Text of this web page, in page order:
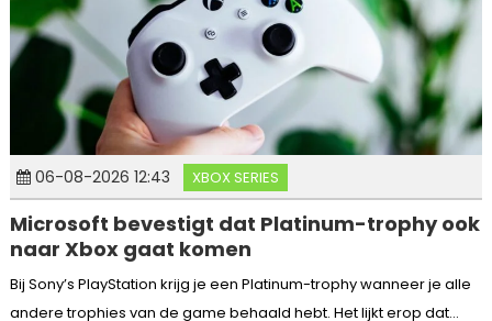
06-08-2026 12:43 XBOX SERIES
Microsoft bevestigt dat Platinum-trophy ook
naar Xbox gaat komen
Bij Sony’s PlayStation krijg je een Platinum-trophy wanneer je alle
andere trophies van de game behaald hebt. Het lijkt erop dat...